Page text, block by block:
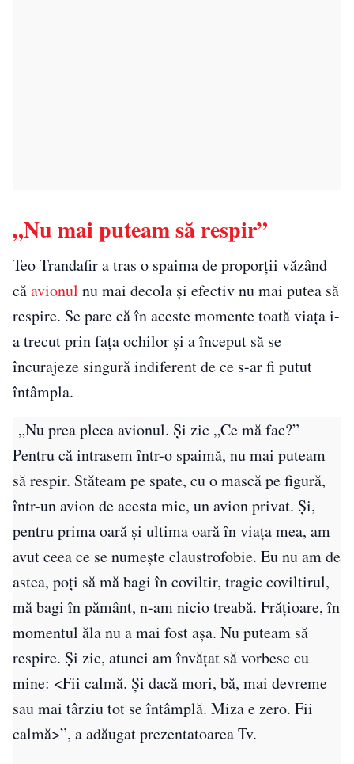
„Nu mai puteam să respir”
Teo Trandafir a tras o spaima de proporții văzând
căavionul nu mai decola și efectiv nu mai putea să
respire. Se pare că în aceste momente toată viața i-
a trecut prin fața ochilor și a început să se
încurajeze singură indiferent de ce s-ar fi putut
întâmpla.
„Nu prea pleca avionul. Și zic „Ce mă fac?”
Pentru că intrasem într-o spaimă, nu mai puteam
să respir. Stăteam pe spate, cu o mască pe figură,
într-un avion de acesta mic, un avion privat. Și,
pentru prima oară și ultima oară în viața mea, am
avut ceea ce se numește claustrofobie. Eu nu am de
astea, poți să mă bagi în coviltir, tragic coviltirul,
mă bagi în pământ, n-am nicio treabă. Frățioare, în
momentul ăla nu a mai fost așa. Nu puteam să
respire. Și zic, atunci am învățat să vorbesc cu
mine: <Fii calmă. Și dacă mori, bă, mai devreme
sau mai târziu tot se întâmplă. Miza e zero. Fii
calmă>”, a adăugat prezentatoarea Tv.